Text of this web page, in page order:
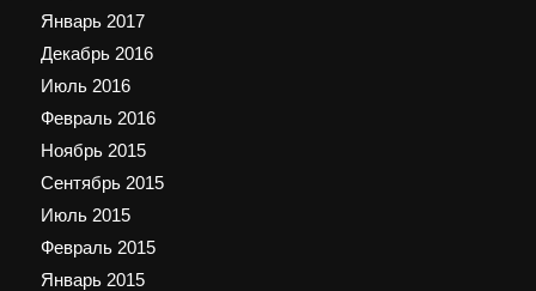
Январь 2017
Декабрь 2016
Июль 2016
Февраль 2016
Ноябрь 2015
Сентябрь 2015
Июль 2015
Февраль 2015
Январь 2015